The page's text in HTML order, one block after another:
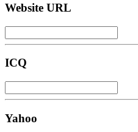
Website URL
ICQ
Yahoo